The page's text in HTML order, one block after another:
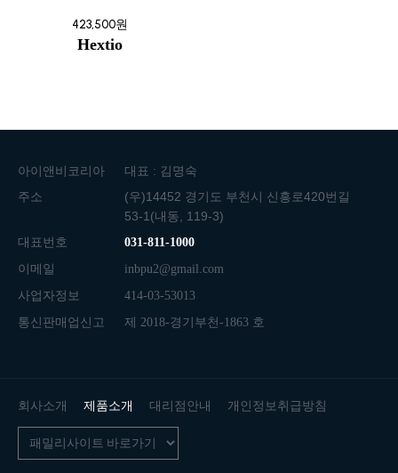
423,500원
Hextio
아이앤비코리아
대표 : 김명숙
주소
(우)14452 경기도 부천시 신흥로420번길
53-1(내동, 119-3)
대표번호
031-811-1000
이메일 inbpu2@gmail.com
사업자정보 414-03-53013
통신판매업신고 제 2018-경기부천-1863 호
회사소개 제품소개 대리점안내 개인정보취급방침